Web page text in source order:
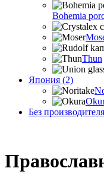
Bohemia
Thun
Япония (2)
Без производителя